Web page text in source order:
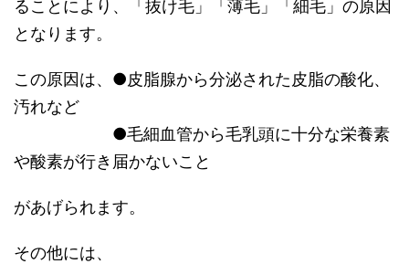
ることにより、「抜け毛」「薄毛」「細毛」の原因
となります。
この原因は、●皮脂腺から分泌された皮脂の酸化、
汚れなど
●毛細血管から毛乳頭に十分な栄養素
や酸素が行き届かないこと
があげられます。
その他には、